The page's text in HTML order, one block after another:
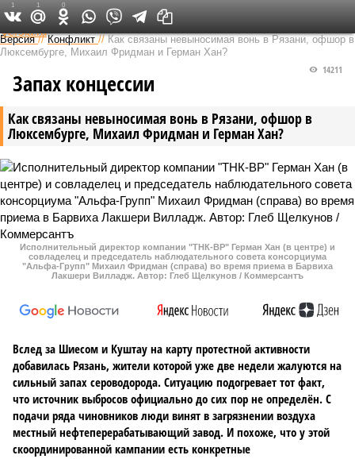
Федеральный выпуск
Версия //Конфликт //Как связаны невыносимая вонь в Рязани, офшор в
Люксембурге, Михаил Фридман и Герман Хан?
Как связаны невыносимая вонь в Рязани, офшор в
Люксембурге, Михаил Фридман и Герман Хан?
14211
Запах концессии
Исполнительный директор компании "ТНК-ВР" Герман Хан (в центре) и
совладелец и председатель наблюдательного совета консорциума
"Альфа-Групп" Михаил Фридман (справа) во время приема в Барвиха
Лакшери Вилладж. Автор: Глеб Щелкунов / Коммерсантъ
Вслед за Шиесом и Куштау на карту протестной активности
добавилась Рязань, жители которой уже две недели жалуются на
сильный запах сероводорода. Ситуацию подогревает тот факт,
что источник выбросов официально до сих пор не определён. С
подачи ряда чиновников люди винят в загрязнении воздуха
местный нефтеперерабатывающий завод. И похоже, что у этой
скоординированной кампании есть конкретные
1 1 0